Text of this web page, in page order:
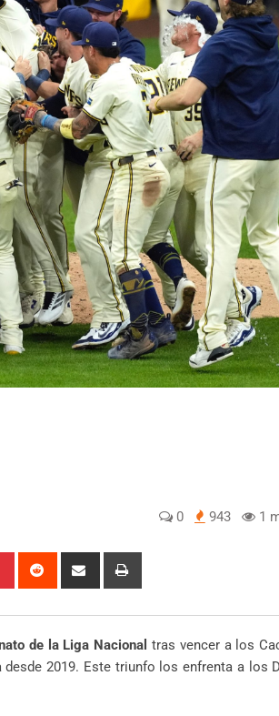
0 943 1
Pinterest Reddit
Share
de la Liga Nacional tras vencer a los
2019. Este triunfo los enfrenta a los